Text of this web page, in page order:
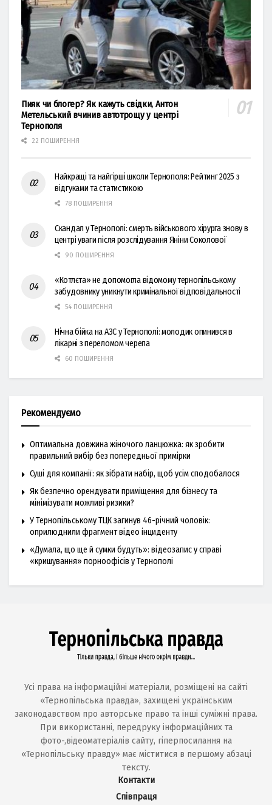
Пияк чи блогер? Як кажуть свідки, Антон
Метельський вчинив автотрощу у центрі
Тернополя
22 ПОШИРЕННЯ
Найкращі та найгірші школи Тернополя: Рейтинг 2025 з
відгуками та статистикою
78 ПОШИРЕННЯ
Скандал у Тернополі: смерть військового хірурга знову в
центрі уваги після розслідування Яніни Соколової
90 ПОШИРЕННЯ
«Котлєта» не допомогла відомому тернопільському
забудовнику уникнути кримінальної відповідальності
54 ПОШИРЕННЯ
Нічна бійка на АЗС у Тернополі: молодик опинився в
лікарні з переломом черепа
60 ПОШИРЕННЯ
Рекомендуємо
Оптимальна довжина жіночого ланцюжка: як зробити
правильний вибір без попередньої примірки
Суші для компанії: як зібрати набір, щоб усім сподобалося
Як безпечно орендувати приміщення для бізнесу та
мінімізувати можливі ризики?
У Тернопільському ТЦК загинув 46-річний чоловік:
оприлюднили фрагмент відео інциденту
«Думала, що ще й сумки будуть»: відеозапис у справі
«кришування» порноофісів у Тернополі
Усі права на інформаційні матеріали, розміщені на сайті
«Тернопільська правда», захищені українським
законодавством про авторське право та інші суміжні права.
При використанні, передруку інформаційних та
фото-,відеоматеріалів сайту, гіперпосилання на
«Тернопільську правду» має міститися в першому абзаці
тексту.
Контакти
Співпраця